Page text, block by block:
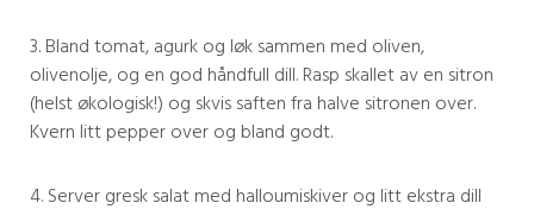
3. Bland tomat, agurk og løk sammen med oliven,
olivenolje, og en god håndfull dill. Rasp skallet av en sitron
(helst økologisk!) og skvis saften fra halve sitronen over.
Kvern litt pepper over og bland godt.
4. Server gresk salat med halloumiskiver og litt ekstra dill